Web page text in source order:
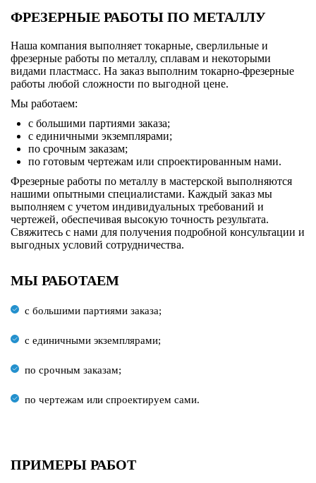
ФРЕЗЕРНЫЕ РАБОТЫ ПО МЕТАЛЛУ
Наша компания выполняет токарные, сверлильные и
фрезерные работы по металлу, сплавам и некоторыми
видами пластмасс. На заказ выполним токарно-фрезерные
работы любой сложности по выгодной цене.
Мы работаем:
с большими партиями заказа;
с единичными экземплярами;
по срочным заказам;
по готовым чертежам или спроектированным нами.
Фрезерные работы по металлу в мастерской выполняются
нашими опытными специалистами. Каждый заказ мы
выполняем с учетом индивидуальных требований и
чертежей, обеспечивая высокую точность результата.
Свяжитесь с нами для получения подробной консультации и
выгодных условий сотрудничества.
МЫ РАБОТАЕМ
с большими партиями заказа;
с единичными экземплярами;
по срочным заказам;
по чертежам или спроектируем сами.
ПРИМЕРЫ РАБОТ